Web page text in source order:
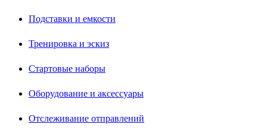
Подставки и емкости
Тренировка и эскиз
Стартовые наборы
Оборудование и аксессуары
Отслеживание отправлений